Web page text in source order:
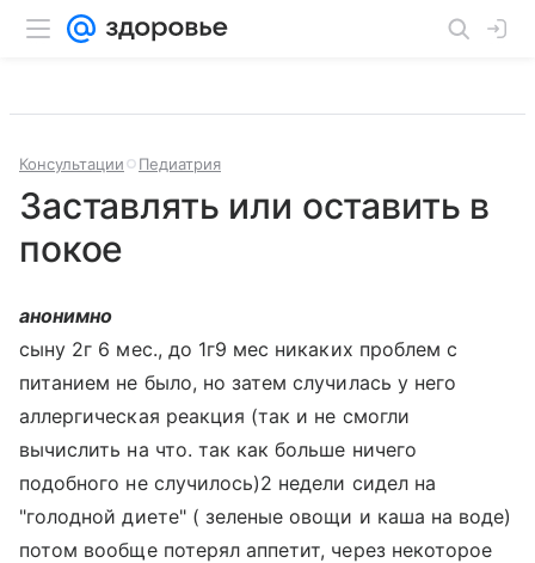
Консультации Педиатрия
Заставлять или оставить в
покое
анонимно
сыну 2г 6 мес., до 1г9 мес никаких проблем с
питанием не было, но затем случилась у него
аллергическая реакция (так и не смогли
вычислить на что. так как больше ничего
подобного не случилось)2 недели сидел на
"голодной диете" ( зеленые овощи и каша на воде)
потом вообще потерял аппетит, через некоторое